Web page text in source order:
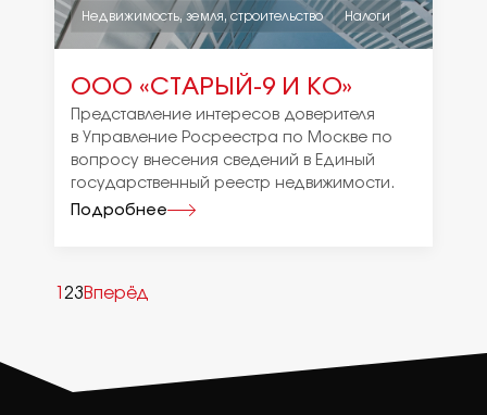
Недвижимость, земля, строительство Налоги
ООО «СТАРЫЙ-9 И КО»
Представление интересов доверителя
в Управление Росреестра по Москве по
вопросу внесения сведений в Единый
государственный реестр недвижимости.
Подробнее
123Вперёд